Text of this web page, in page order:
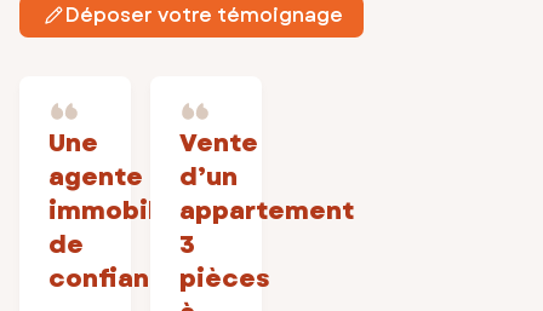
Déposer votre témoignage
Une
agente
immobilière
de
confiance
Vente
d’un
appartement
3
pièces